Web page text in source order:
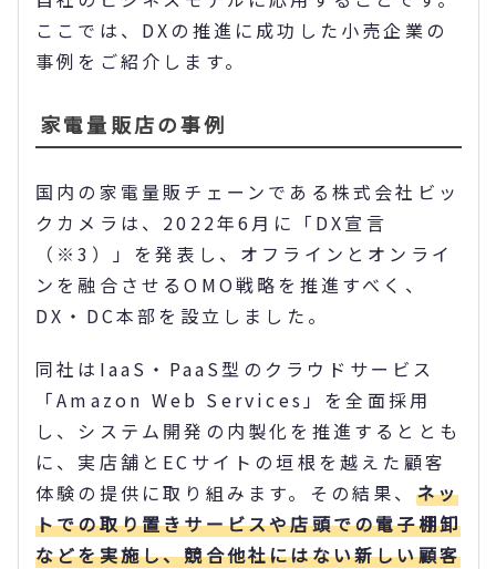
ここでは、DXの推進に成功した小売企業の
事例をご紹介します。
家電量販店の事例
国内の家電量販チェーンである株式会社ビッ
クカメラは、2022年6月に「DX宣言
（※3）」を発表し、オフラインとオンライ
ンを融合させるOMO戦略を推進すべく、
DX・DC本部を設立しました。
同社はIaaS・PaaS型のクラウドサービス
「Amazon Web Services」を全面採用
し、システム開発の内製化を推進するととも
に、実店舗とECサイトの垣根を越えた顧客
体験の提供に取り組みます。その結果、 ネッ
トでの取り置きサービスや店頭での電子棚卸
などを実施し、競合他社にはない新しい顧客